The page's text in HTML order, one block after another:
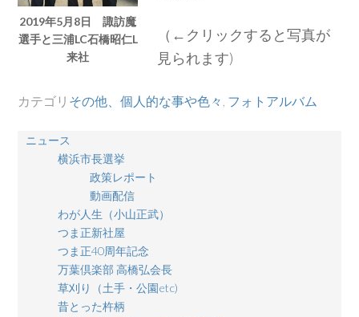
2019年5月8日 諏訪魔
選手と三浦LC石橋昭仁L
来社
（←クリックすると写真が
見られます)
カテゴリ その他、個人的な事や色々 フォトアルバム
ニュース
横浜市長選挙
政策レポート
動画配信
わが人生（小山正武）
つま正新社屋
つま正40周年記念
万葉倶楽部 高橋弘会長
草刈り（土手・公園etc)
昔とった杵柄